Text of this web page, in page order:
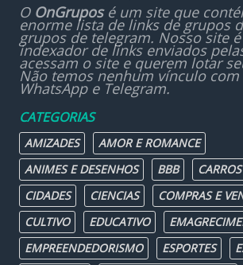
O OnGruposé um site que
enorme lista de links de grupos
grupos de telegram. Nosso site
indexador de links enviados
acessam o site e querem lotar
Não temos nenhum vínculo
WhatsApp e Telegram.
CATEGORIAS
AMIZADES
AMOR E ROMANCE
ANIMES E DESENHOS
BBB
CIDADES
CIENCIAS
COMPRAS E
CULTIVO
EDUCATIVO
EMPREENDEDORISMO
ESPORTES